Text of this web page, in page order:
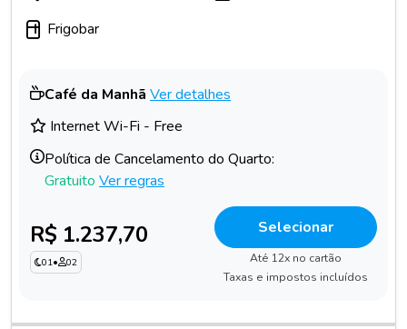
Frigobar
Café da Manhã Ver detalhes
Internet Wi-Fi - Free
Política de Cancelamento do Quarto:
Gratuito Ver regras
R$ 1.237,70
01• 02
Selecionar
Até 12x no cartão
Taxas e impostos incluídos